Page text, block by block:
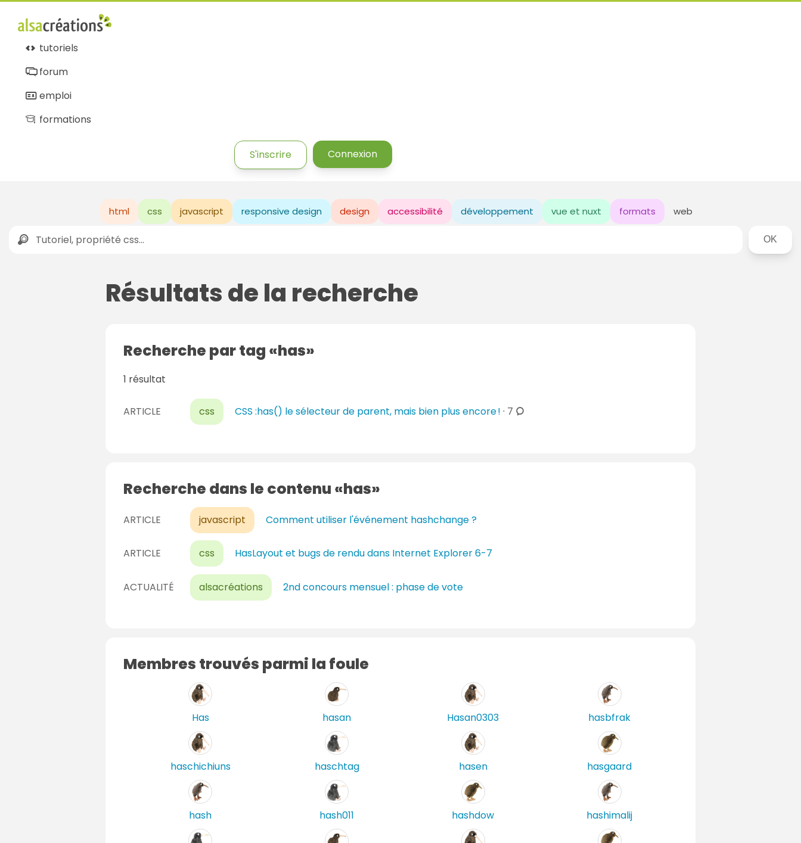
tutoriels
forum
emploi
formations
S'inscrire Connexion
html css javascript responsive design design accessibilité développement vue et nuxt formats web
Rechercher
Résultats de la recherche
Recherche par tag has
1 résultat
ARTICLE css CSS :has() le sélecteur de parent, mais bien plus encore ! · 7 c
o
Recherche dans le contenu has
ARTICLE javascript Comment utiliser l'événement hashchange ?
ARTICLE css HasLayout et bugs de rendu dans Internet Explorer 6-7
ACTUALITÉ alsacréations 2nd concours mensuel : phase de vote
Membres trouvés parmi la foule
Has hasan Hasan0303 hasbfrak
haschichiuns haschtag hasen hasgaard
hash hash011 hashdow hashimalij